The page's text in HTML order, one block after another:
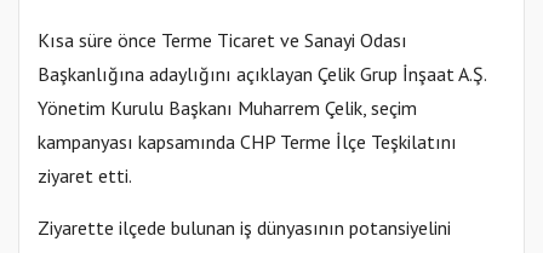
Kısa süre önce Terme Ticaret ve Sanayi Odası
Başkanlığına adaylığını açıklayan Çelik Grup İnşaat A.Ş.
Yönetim Kurulu Başkanı Muharrem Çelik, seçim
kampanyası kapsamında CHP Terme İlçe Teşkilatını
ziyaret etti.
Ziyarette ilçede bulunan iş dünyasının potansiyelini